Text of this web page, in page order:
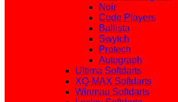
Noir
Code Players
Ballista
Swytch
Protech
Autograph
Ultima Softdarts
XQ-MAX Softdarts
Winmau Softdarts